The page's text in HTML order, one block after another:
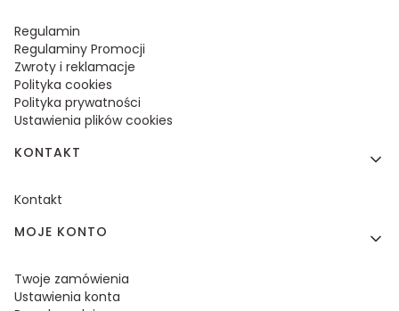
Regulamin
Regulaminy Promocji
Zwroty i reklamacje
Polityka cookies
Polityka prywatności
Ustawienia plików cookies
KONTAKT
Kontakt
MOJE KONTO
Twoje zamówienia
Ustawienia konta